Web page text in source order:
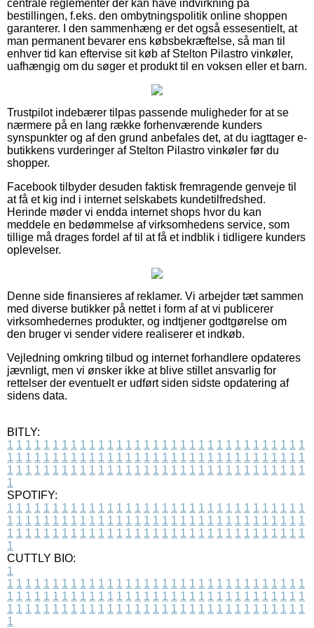
centrale reglementer der kan have indvirkning på
bestillingen, f.eks. den ombytningspolitik online shoppen
garanterer. I den sammenhæng er det også essesentielt, at
man permanent bevarer ens købsbekræftelse, så man til
enhver tid kan eftervise sit køb af Stelton Pilastro vinkøler,
uafhængig om du søger et produkt til en voksen eller et barn.
Trustpilot indebærer tilpas passende muligheder for at se
nærmere på en lang række forhenværende kunders
synspunkter og af den grund anbefales det, at du iagttager e-
butikkens vurderinger af Stelton Pilastro vinkøler før du
shopper.
Facebook tilbyder desuden faktisk fremragende genveje til
at få et kig ind i internet selskabets kundetilfredshed.
Herinde møder vi endda internet shops hvor du kan
meddele en bedømmelse af virksomhedens service, som
tillige må drages fordel af til at få et indblik i tidligere kunders
oplevelser.
Denne side finansieres af reklamer. Vi arbejder tæt sammen
med diverse butikker på nettet i form af at vi publicerer
virksomhedernes produkter, og indtjener godtgørelse om
den bruger vi sender videre realiserer et indkøb.
Vejledning omkring tilbud og internet forhandlere opdateres
jævnligt, men vi ønsker ikke at blive stillet ansvarlig for
rettelser der eventuelt er udført siden sidste opdatering af
sidens data.
BITLY:
1 1 1 1 1 1 1 1 1 1 1 1 1 1 1 1 1 1 1 1 1 1 1 1 1 1 1 1 1 1 1 1 1
1 1 1 1 1 1 1 1 1 1 1 1 1 1 1 1 1 1 1 1 1 1 1 1 1 1 1 1 1 1 1 1 1
1 1 1 1 1 1 1 1 1 1 1 1 1 1 1 1 1 1 1 1 1 1 1 1 1 1 1 1 1 1 1 1 1
1
SPOTIFY:
1 1 1 1 1 1 1 1 1 1 1 1 1 1 1 1 1 1 1 1 1 1 1 1 1 1 1 1 1 1 1 1 1
1 1 1 1 1 1 1 1 1 1 1 1 1 1 1 1 1 1 1 1 1 1 1 1 1 1 1 1 1 1 1 1 1
1 1 1 1 1 1 1 1 1 1 1 1 1 1 1 1 1 1 1 1 1 1 1 1 1 1 1 1 1 1 1 1 1
1
CUTTLY BIO:
1
1 1 1 1 1 1 1 1 1 1 1 1 1 1 1 1 1 1 1 1 1 1 1 1 1 1 1 1 1 1 1 1 1
1 1 1 1 1 1 1 1 1 1 1 1 1 1 1 1 1 1 1 1 1 1 1 1 1 1 1 1 1 1 1 1 1
1 1 1 1 1 1 1 1 1 1 1 1 1 1 1 1 1 1 1 1 1 1 1 1 1 1 1 1 1 1 1 1 1
1